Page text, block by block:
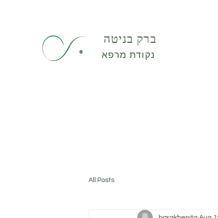
ברק בניטה
נקודת מרפא
All Posts